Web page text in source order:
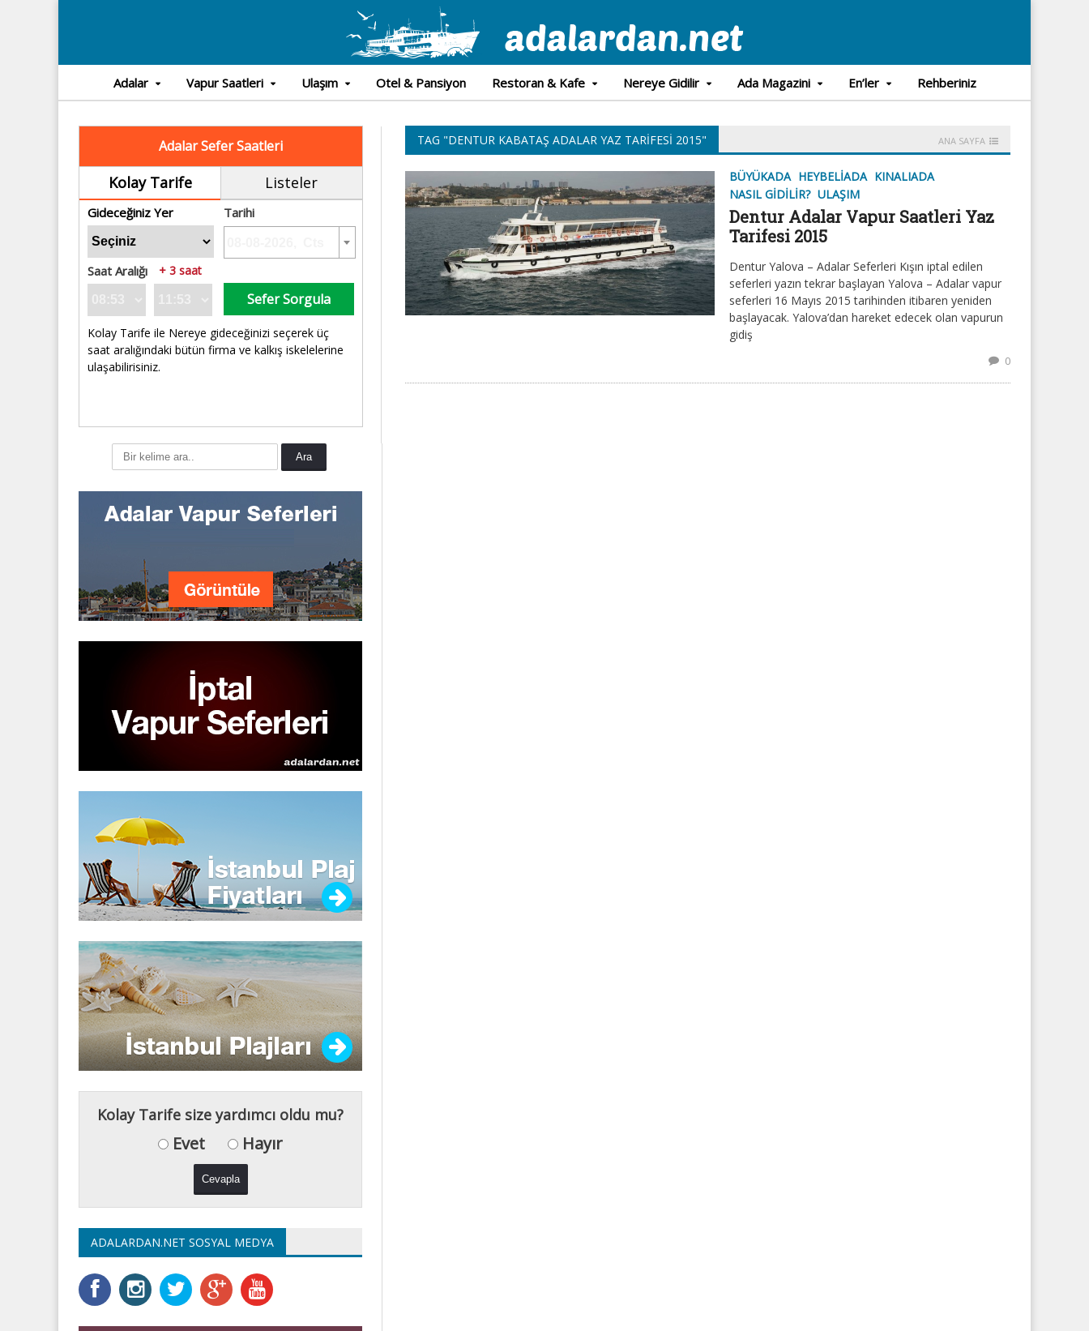
Adalar Vapur Saatleri Ulaşım Otel & Pansiyon Restoran & Kafe Nereye Gidilir Ada Magazini En’ler Rehberiniz
Adalar Sefer Saatleri
Kolay Tarife Listeler
Gideceğiniz Yer Tarihi
Saat Aralığı + 3 saat
Sefer Sorgula
Kolay Tarife ile Nereye gideceğinizi seçerek üç
saat aralığındaki bütün firma ve kalkış iskelelerine
ulaşabilirisiniz.
TAG "DENTUR KABATAŞ ADALAR YAZ TARIFESI 2015" ANA SAYFA
BÜYÜKADA HEYBELIADA KINALIADA
NASIL GIDILIR? ULAŞIM
Dentur Adalar Vapur Saatleri Yaz
Tarifesi 2015
Dentur Yalova – Adalar Seferleri Kışın iptal edilen
seferleri yazın tekrar başlayan Yalova – Adalar vapur
seferleri 16 Mayıs 2015 tarihinden itibaren yeniden
başlayacak. Yalova’dan hareket edecek olan vapurun
gidiş
0
Kolay Tarife size yardımcı oldu mu?
Evet Hayır
ADALARDAN.NET SOSYAL MEDYA